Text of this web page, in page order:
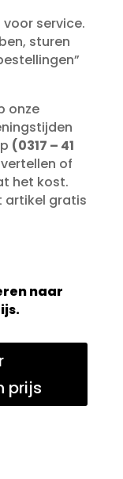
service.
sturen
onze
(0317 – 41
of
het kost.
artikel gratis
naar
prijs